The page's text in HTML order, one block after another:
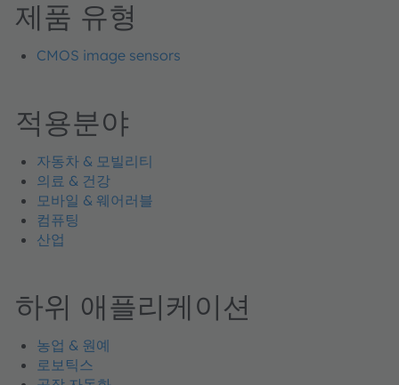
제품 유형
CMOS image sensors
적용분야
자동차 & 모빌리티
의료 & 건강
모바일 & 웨어러블
컴퓨팅
산업
하위 애플리케이션
농업 & 원예
로보틱스